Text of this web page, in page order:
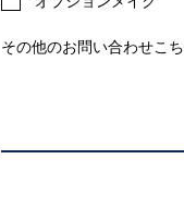
その他のお問い合わせこ